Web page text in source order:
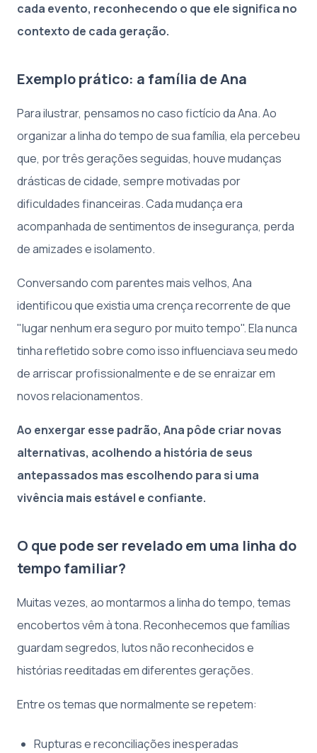
cada evento, reconhecendo o que ele significa no
contexto de cada geração.
Exemplo prático: a família de Ana
Para ilustrar, pensamos no caso fictício da Ana. Ao
organizar a linha do tempo de sua família, ela percebeu
que, por três gerações seguidas, houve mudanças
drásticas de cidade, sempre motivadas por
dificuldades financeiras. Cada mudança era
acompanhada de sentimentos de insegurança, perda
de amizades e isolamento.
Conversando com parentes mais velhos, Ana
identificou que existia uma crença recorrente de que
"lugar nenhum era seguro por muito tempo". Ela nunca
tinha refletido sobre como isso influenciava seu medo
de arriscar profissionalmente e de se enraizar em
novos relacionamentos.
Ao enxergar esse padrão, Ana pôde criar novas
alternativas, acolhendo a história de seus
antepassados mas escolhendo para si uma
vivência mais estável e confiante.
O que pode ser revelado em uma linha do
tempo familiar?
Muitas vezes, ao montarmos a linha do tempo, temas
encobertos vêm à tona. Reconhecemos que famílias
guardam segredos, lutos não reconhecidos e
histórias reeditadas em diferentes gerações.
Entre os temas que normalmente se repetem:
Rupturas e reconciliações inesperadas